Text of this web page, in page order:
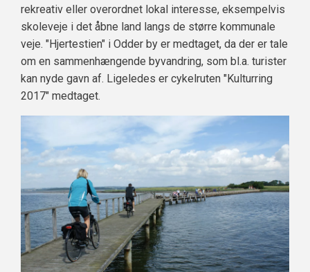
rekreativ eller overordnet lokal interesse, eksempelvis
skoleveje i det åbne land langs de større kommunale
veje. "Hjertestien" i Odder by er medtaget, da der er tale
om en sammenhængende byvandring, som bl.a. turister
kan nyde gavn af. Ligeledes er cykelruten "Kulturring
2017" medtaget.